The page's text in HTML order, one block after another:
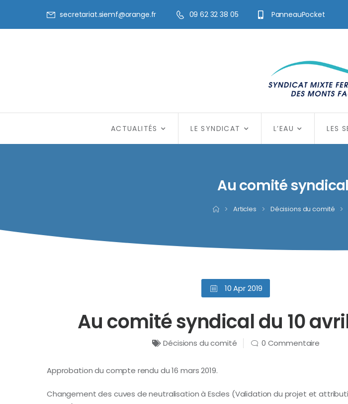
secretariat.siemf@orange.fr 09 62 32 38 05 PanneauPocket
ACTUALITÉS LE SYNDICAT L’EAU LES
Au comité syndical
> Articles > Décisions du comité >
10 Apr 2019
Au comité syndical du 10
Décisions du comité 0 Commentaire
Approbation du compte rendu du 16 mars 2019.
Changement des cuves de neutralisation à Escles (Validation du projet et